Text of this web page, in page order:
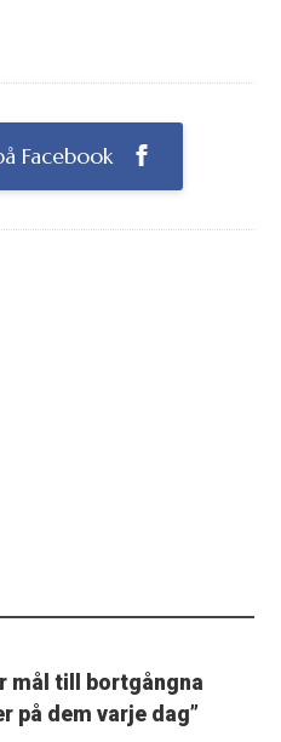
Facebook
mål till bortgångna
på dem varje dag”